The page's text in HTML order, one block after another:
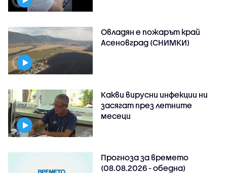
Овладян е пожарът край
Асеновград (СНИМКИ)
Какви вирусни инфекции ни
засягат през летните
месеци
Прогноза за времето
(08.08.2026 - обедна)